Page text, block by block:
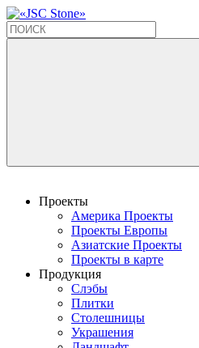
Проекты
Америка Проекты
Проекты Европы
Азиатские Проекты
Проекты в карте
Продукция
Слэбы
Плитки
Столешницы
Украшения